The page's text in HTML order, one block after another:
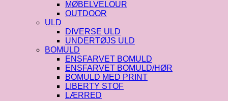
MØBELVELOUR
OUTDOOR
ULD
DIVERSE ULD
UNDERTØJS ULD
BOMULD
ENSFARVET BOMULD
ENSFARVET BOMULD/HØR
BOMULD MED PRINT
LIBERTY STOF
LÆRRED